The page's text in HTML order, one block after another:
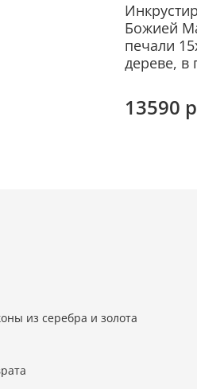
Божией
печали
дереве, в
13590
из серебра и золота